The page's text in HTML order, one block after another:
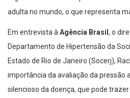
adulta no mundo, o que representa
Em entrevista à Agência Brasil , o
Departamento de Hipertensão da
Estado de Rio de Janeiro (Socerj),
importância da avaliação da pressão
silencioso da doença, que pode